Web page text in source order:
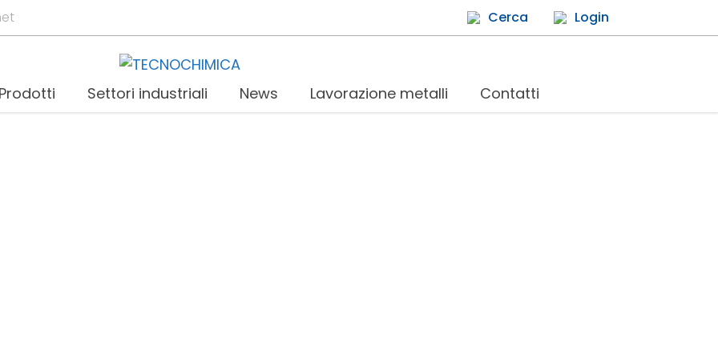
Cerca Login
Prodotti Settori industriali News Lavorazione metalli Contatti